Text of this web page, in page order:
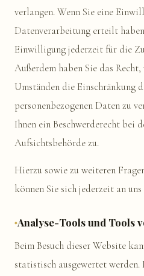
verlangen. Wenn Sie eine
Datenverarbeitung erteilt
Einwilligung jederzeit für die
Außerdem haben Sie das
Umständen die Einschränkung
personenbezogenen Daten zu
Ihnen ein Beschwerderecht bei
Aufsichtsbehörde zu.
Hierzu sowie zu weiteren
können Sie sich jederzeit an uns
Analyse-Tools und Tools
Beim Besuch dieser Website
statistisch ausgewertet